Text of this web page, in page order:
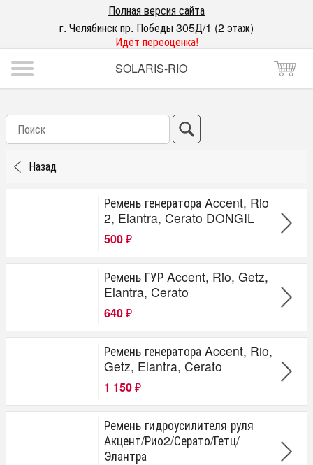
Полная версия сайта
г. Челябинск пр. Победы 305Д/1 (2 этаж)
Идёт переоценка!
SOLARIS-RIO
Назад
Ремень генератора Accent, Rio
2, Elantra, Cerato DONGIL
500 ₽
Ремень ГУР Accent, Rio, Getz,
Elantra, Cerato
640 ₽
Ремень генератора Accent, Rio,
Getz, Elantra, Cerato
1 150 ₽
Ремень гидроусилителя руля
Акцент/Рио2/Серато/Гетц/
Элантра